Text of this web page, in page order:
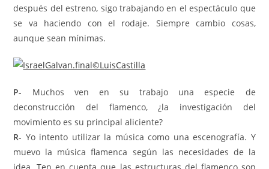
después del estreno, sigo trabajando en el espectáculo que
se va haciendo con el rodaje. Siempre cambio cosas,
aunque sean mínimas.
P- Muchos ven en su trabajo una especie de
deconstrucción del ﬂamenco, ¿la investigación del
movimiento es su principal aliciente?
R- Yo intento utilizar la música como una escenografía. Y
muevo la música flamenca según las necesidades de la